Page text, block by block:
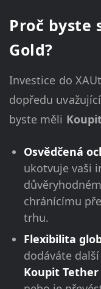
Proč byste
Gold?
Investice do
dopředu
byste měli
Osvědčená
ukotvuje vaši
chránícímu
trhu.
Flexibilita
dodáváte
Koupit Tether